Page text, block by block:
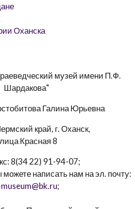
Оханска
музей имени П.Ф.
Шардакова"
Галина Юрьевна
край, г. Оханск,
Красная 8
8(34 22) 91-94-07;
написать нам на эл. почту:
;